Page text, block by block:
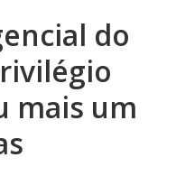
do
mais um